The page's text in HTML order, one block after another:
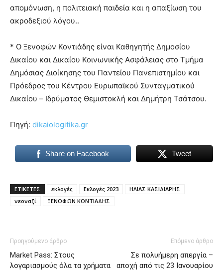
απομόνωση, η πολιτειακή παιδεία και η απαξίωση του
ακροδεξιού λόγου..
* Ο Ξενοφών Κοντιάδης είναι Καθηγητής Δημοσίου
Δικαίου και Δικαίου Κοινωνικής Ασφάλειας στο Τμήμα
Δημόσιας Διοίκησης του Παντείου Πανεπιστημίου και
Πρόεδρος του Κέντρου Ευρωπαϊκού Συνταγματικού
Δικαίου – Ιδρύματος Θεμιστοκλή και Δημήτρη Τσάτσου.
Πηγή: dikaiologitika.gr
Share on Facebook Tweet
ΕΤΙΚΕΤΕΣ εκλογές Εκλογές 2023
ΗΛΙΑΣ ΚΑΣΙΔΙΑΡΗΣ
νεοναζί
ΞΕΝΟΦΩΝ ΚΟΝΤΙΑΔΗΣ
Προηγούμενο άρθρο
Market Pass: Στους
λογαριασμούς όλα τα χρήματα
Επόμενο άρθρο
Σε πολυήμερη απεργία –
αποχή από τις 23 Ιανουαρίου